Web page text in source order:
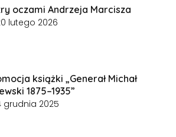
oczami Andrzeja Marcisza
lutego 2026
książki „Generał Michał
1875–1935”
grudnia 2025